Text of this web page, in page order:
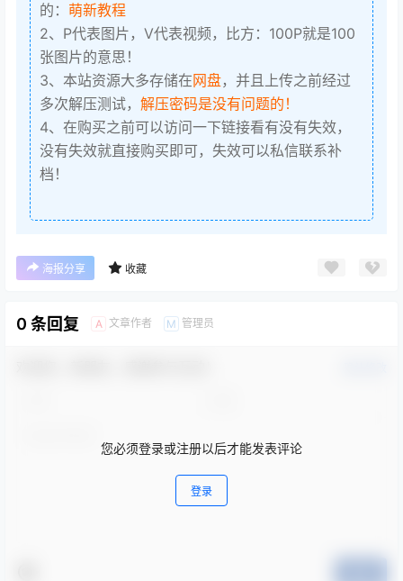
的： 萌新教程
2、P代表图片，V代表视频，比方：100P就是100
张图片的意思！
3、本站资源大多存储在网盘，并且上传之前经过
多次解压测试， 解压密码是没有问题的！
4、在购买之前可以访问一下链接看有没有失效，
没有失效就直接购买即可，失效可以私信联系补
档！
海报分享 收藏
0 条回复 A 文章作者 M 管理员
您必须登录或注册以后才能发表评论
登录